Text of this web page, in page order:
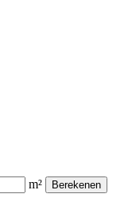
m² Berekenen